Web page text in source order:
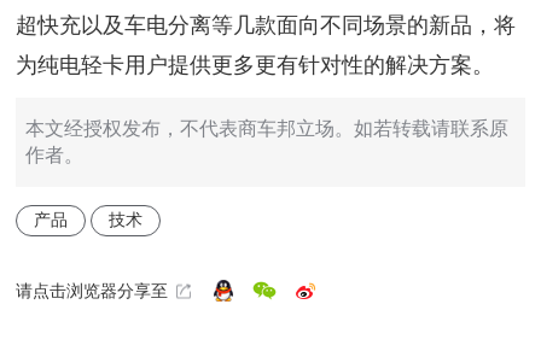
超快充以及车电分离等几款面向不同场景的新品，将
为纯电轻卡用户提供更多更有针对性的解决方案。
本文经授权发布，不代表商车邦立场。如若转载请联系原
作者。
产品 技术
请点击浏览器分享至